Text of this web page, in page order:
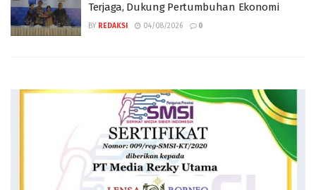
Terjaga, Dukung Pertumbuhan Ekonomi
BY REDAKSI 04/08/2026 0